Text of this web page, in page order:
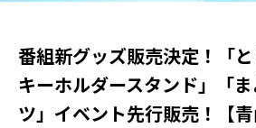
番組新グッズ販売決定！「
キーホルダースタンド」「
ツ」イベント先行販売！【